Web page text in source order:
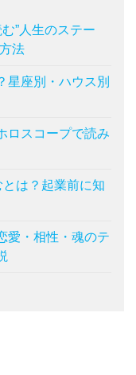
”人生のステー
法
星座別・ハウス別
ロスコープで読み
とは？起業前に知
愛・相性・魂のテ